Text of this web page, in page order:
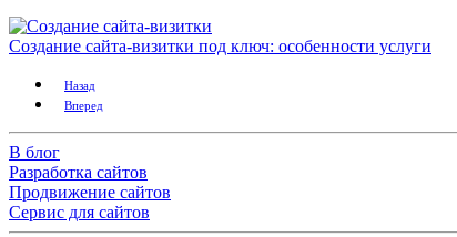
Создание сайта-визитки под ключ: особенности услуги
Назад
Вперед
В блог
Разработка сайтов
Продвижение сайтов
Сервис для сайтов